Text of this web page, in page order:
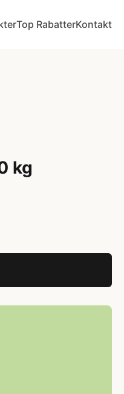
Top RabatterKontakt
kg